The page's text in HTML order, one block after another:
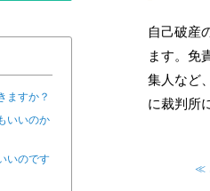
自己破産
ます。免
集人など
に裁判所
≪
ますか？
いいのか
いのです